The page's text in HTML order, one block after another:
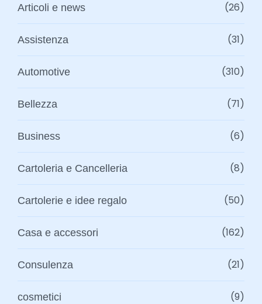
Articoli e news (26)
Assistenza (31)
Automotive (310)
Bellezza (71)
Business (6)
Cartoleria e Cancelleria (8)
Cartolerie e idee regalo (50)
Casa e accessori (162)
Consulenza (21)
cosmetici (9)